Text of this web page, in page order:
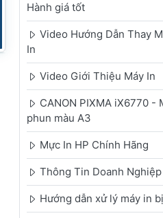
Hành giá tốt
Video Hướng Dẫn Thay
In
Video Giới Thiệu Máy In
CANON PIXMA iX6770 -
phun màu A3
Mực In HP Chính Hãng
Thông Tin Doanh Nghiệp
Hướng dẫn xử lý máy in